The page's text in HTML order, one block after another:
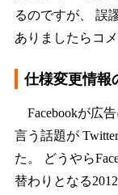
るのですが、 誤
ありましたらコ
仕様変更情報
Facebookが広
言う話題が
た。 どうやら
替わりとなる